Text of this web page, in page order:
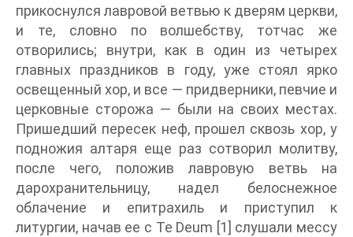
прикоснулся лавровой ветвью к дверям церкви,
и те, словно по волшебству, тотчас же
отворились; внутри, как в один из четырех
главных праздников в году, уже стоял ярко
освещенный хор, и все — придверники, певчие и
церковные сторожа — были на своих местах.
Пришедший пересек неф, прошел сквозь хор, у
подножия алтаря еще раз сотворил молитву,
после чего, положив лавровую ветвь на
дарохранительницу, надел белоснежное
облачение и епитрахиль и приступил к
литургии, начав ее с Те Deum [1] слушали мессу